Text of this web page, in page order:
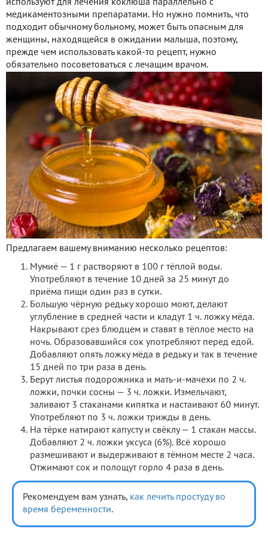
используют для лечения коклюша параллельно с
медикаментозными препаратами. Но нужно помнить, что
подходит обычному больному, может быть опасным для
женщины, находящейся в ожидании малыша, поэтому,
прежде чем использовать какой-то рецепт, нужно
обязательно посоветоваться с лечащим врачом.
Предлагаем вашему вниманию несколько рецептов:
Мумиё — 1 г растворяют в 100 г тёплой воды.
Употребляют в течение 10 дней за 25 минут до
приёма пищи один раз в сутки.
Большую чёрную редьку хорошо моют, делают
углубление в средней части и кладут 1 ч. ложку мёда.
Накрывают срез блюдцем и ставят в тёплое место на
ночь. Образовавшийся сок употребляют перед едой.
Добавляют опять ложку мёда в редьку и так в течение
15 дней по три раза в день.
Берут листья подорожника и мать-и-мачехи по 2 ч.
ложки, почки сосны — 3 ч. ложки. Измельчают,
заливают 3 стаканами кипятка и настаивают 60 минут.
Употребляют по 3 ч. ложки трижды в день.
На тёрке натирают капусту и свёклу — 1 стакан массы.
Добавляют 2 ч. ложки уксуса (6%). Всё хорошо
размешивают и выдерживают в тёмном месте 2 часа.
Отжимают сок и полощут горло 4 раза в день.
Рекомендуем вам узнать, как лечить простуду во
время беременности.